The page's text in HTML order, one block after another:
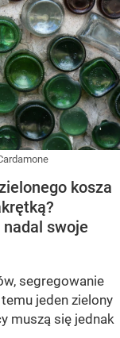
kosza
nadal swoje
segregowanie
jeden zielony
muszą się jednak